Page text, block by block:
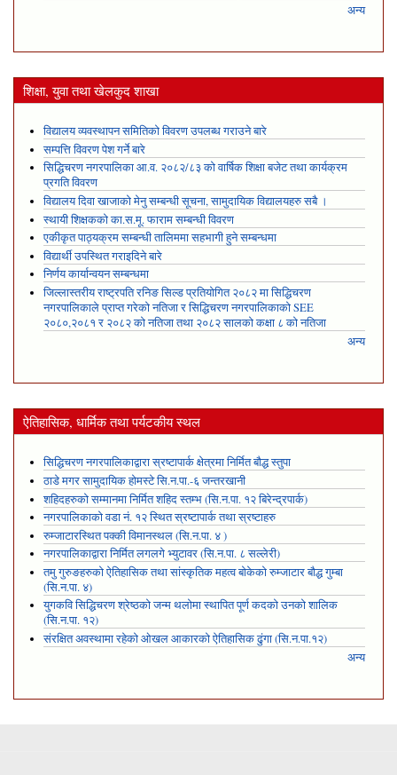
अन्य
शिक्षा, युवा तथा खेलकुद शाखा
विद्यालय व्यवस्थापन समितिको विवरण उपलब्ध गराउने बारे
सम्पत्ति विवरण पेश गर्ने बारे
सिद्धिचरण नगरपालिका आ.व. २०८२/८३ को वार्षिक शिक्षा बजेट तथा कार्यक्रम
प्रगति विवरण
विद्यालय दिवा खाजाको मेनु सम्बन्धी सूचना, सामुदायिक विद्यालयहरु सबै ।
स्थायी शिक्षकको का.स.मू. फाराम सम्बन्धी विवरण
एकीकृत पाठ्यक्रम सम्बन्धी तालिममा सहभागी हुने सम्बन्धमा
विद्यार्थी उपस्थित गराइदिने बारे
निर्णय कार्यान्वयन सम्बन्धमा
जिल्लास्तरीय राष्ट्रपति रनिङ सिल्ड प्रतियोगित २०८२ मा सिद्धिचरण
नगरपालिकाले प्राप्त गरेकाे नतिजा र सिद्धिचरण नगरपालिकाको SEE
२०८०,२०८१ र २०८२ को नतिजा तथा २०८२ सालको कक्षा ८ को नतिजा
अन्य
ऐतिहासिक, धार्मिक तथा पर्यटकीय स्थल
सिद्धिचरण नगरपालिकाद्वारा स्रष्टापार्क क्षेत्रमा निर्मित बौद्ध स्तुपा
ठाडे मगर सामुदायिक होमस्टे सि.न.पा.-६ जन्तरखानी
शहिदहरुको सम्मानमा निर्मित शहिद स्तम्भ (सि.न.पा. १२ बिरेन्द्रपार्क)
नगरपालिकाको वडा नं. १२ स्थित स्रष्टापार्क तथा स्रष्टाहरु
रुम्जाटारस्थित पक्की विमानस्थल (सि.न.पा. ४ )
नगरपालिकाद्वारा निर्मित लगलगे भ्युटावर (सि.न.पा. ८ सल्लेरी)
तमु गुरुङहरुको ऐतिहासिक तथा सांस्कृतिक महत्व बोकेको रुम्जाटार बौद्ध गुम्बा
(सि.न.पा. ४)
युगकवि सिद्धिचरण श्रेष्ठको जन्म थलोमा स्थापित पूर्ण कदको उनको शालिक
(सि.न.पा. १२)
संरक्षित अवस्थामा रहेको ओखल आकारको ऐतिहासिक ढुंगा (सि.न.पा.१२)
अन्य